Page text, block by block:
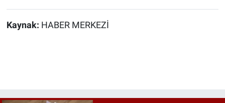
Kaynak: HABER MERKEZİ